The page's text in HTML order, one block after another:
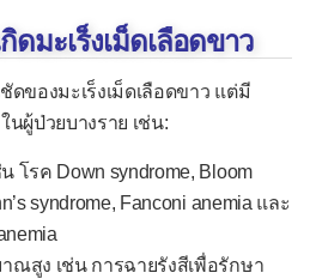
ยที่มดลูก
ที่ปากมดลูก
ดมะเร็งเม็ดเลือดขาว
ของมะเร็งเม็ดเลือดขาว แต่มี
ผู้ป่วยบางราย เช่น:
โรค Down syndrome, Bloom
syndrome, Fanconi anemia และ
ณสูง เช่น การฉายรังสีเพื่อรักษา